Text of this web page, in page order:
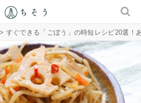
すぐできる「ごぼう」の時短レシピ20選！